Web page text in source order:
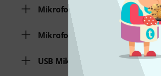
Mikrofonset für Kamera
Mikrofonset für Blasinstrumente
USB Mikrofon